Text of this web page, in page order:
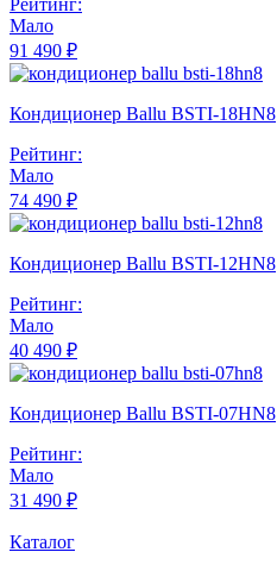
Рейтинг:
Мало
91 490 ₽
Кондиционер Ballu BSTI-18HN8
Рейтинг:
Мало
74 490 ₽
Кондиционер Ballu BSTI-12HN8
Рейтинг:
Мало
40 490 ₽
Кондиционер Ballu BSTI-07HN8
Рейтинг:
Мало
31 490 ₽
Каталог